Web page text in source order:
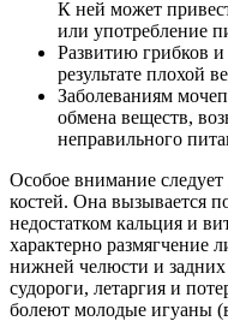
К ней может
или употребление
Развитию грибков
результате плохой
Заболеваниям
обмена веществ,
неправильного
Особое внимание следует
костей. Она вызывается
недостатком кальция и
характерно размягчение
нижней челюсти и
судороги, летаргия и
болеют молодые игуаны